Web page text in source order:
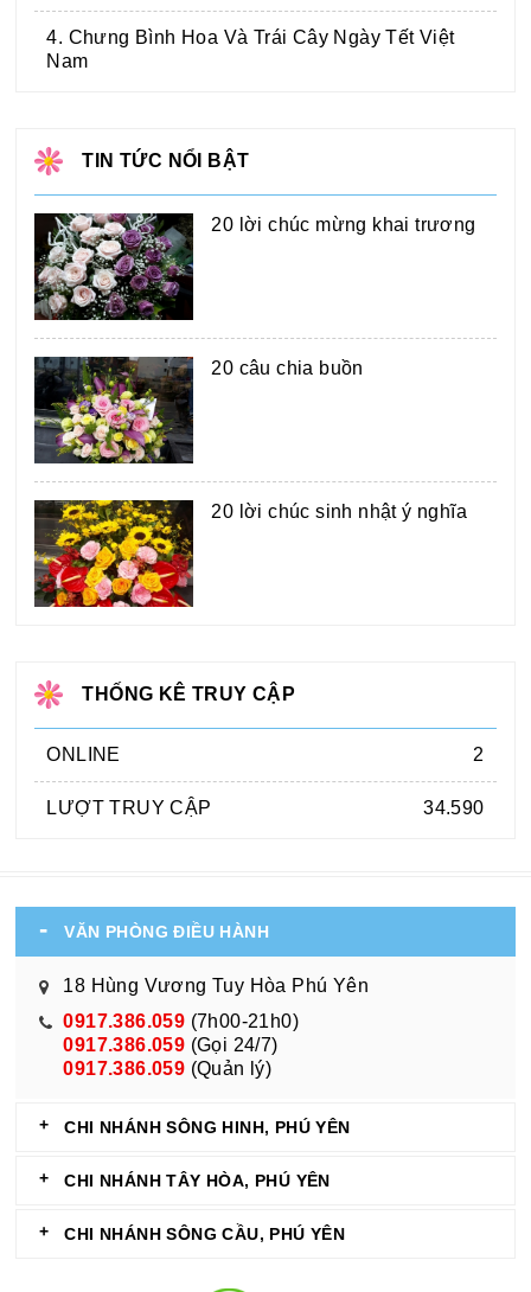
4. Chưng Bình Hoa Và Trái Cây Ngày Tết Việt
Nam
TIN TỨC NỔI BẬT
20 lời chúc mừng khai trương
20 câu chia buồn
20 lời chúc sinh nhật ý nghĩa
THỐNG KÊ TRUY CẬP
ONLINE 2
LƯỢT TRUY CẬP 34.590
VĂN PHÒNG ĐIỀU HÀNH
18 Hùng Vương Tuy Hòa Phú Yên
0917.386.059 (7h00-21h0)
0917.386.059 (Gọi 24/7)
0917.386.059 (Quản lý)
CHI NHÁNH SÔNG HINH, PHÚ YÊN
CHI NHÁNH TÂY HÒA, PHÚ YÊN
CHI NHÁNH SÔNG CẦU, PHÚ YÊN